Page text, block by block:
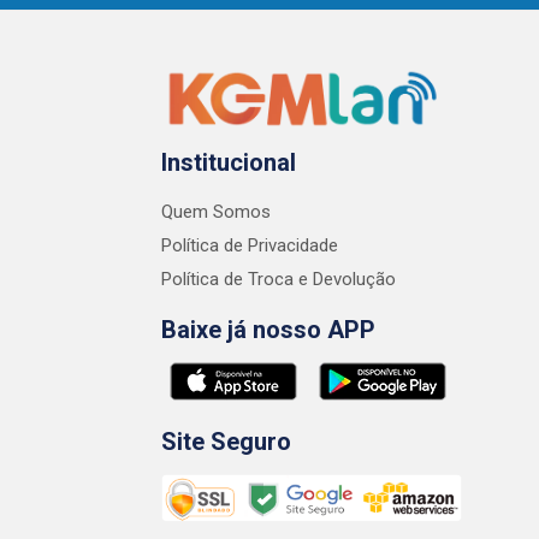
Institucional
Quem Somos
Política de Privacidade
Política de Troca e Devolução
Baixe já nosso APP
Site Seguro